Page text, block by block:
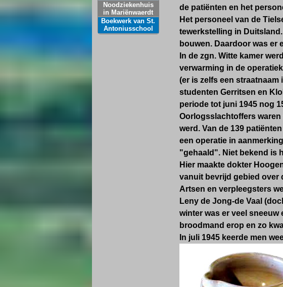
de patiënten en het
Het personeel van de
tewerkstelling in
bouwen. Daardoor was er
In de zgn. Witte kamer
verwarming in de
(er is zelfs een
studenten Gerritsen en
periode tot juni 1945 nog
Oorlogsslachtoffers
werd. Van de 139
een operatie in
"gehaald". Niet bekend is
Hier maakte dokter
vanuit bevrijd gebied over
Artsen en verpleegsters
Leny de Jong-de Vaal
winter was er veel sneeuw
broodmand erop en zo
In juli 1945 keerde men
Noodziekenhuis
in Mariënwaerdt
Boekwerk van St.
Antoniusschool
over Beesd in